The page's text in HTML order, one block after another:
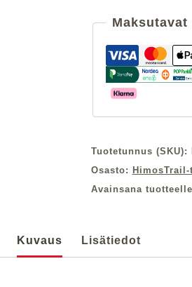
Maksutavat
Tuotetunnus (SKU):
Osasto:
Avainsana tuotteelle
Kuvaus Lisätiedot